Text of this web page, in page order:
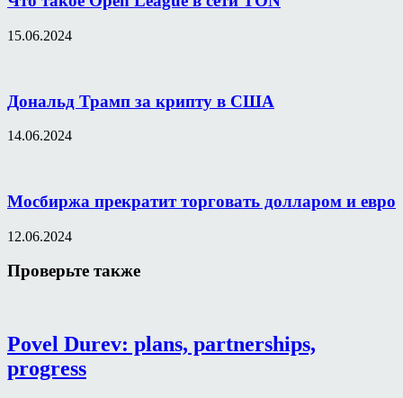
15.06.2024
Дональд Трамп за крипту в США
14.06.2024
Мосбиржа прекратит торговать долларом и евро
12.06.2024
Проверьте также
Povel Durev: plans, partnerships,
progress